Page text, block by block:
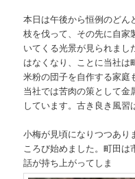
本日は午後から恒例のどん
枝を伐って、その先に自家
いてくる光景が見られま
はなくなり、ことに当社は
米粉の団子を自作する家庭
当社では苦肉の策として金
しています。古き良き風習
小梅が見頃になりつつあり
ころび始めました。町田
話が持ち上がってしま